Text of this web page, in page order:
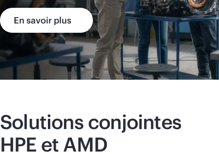
En savoir plus
Solutions conjointes
HPE et AMD